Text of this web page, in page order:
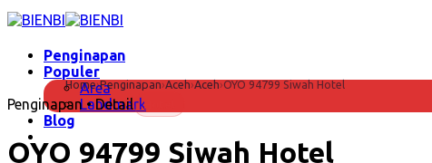
Skip
to
contentPenginapan
Populer
Area
Landmark
Blog
Home›Penginapan›Aceh›Aceh›OYO 94799 Siwah Hotel
Penginapan • Detail Hotel
OYO 94799 Siwah Hotel